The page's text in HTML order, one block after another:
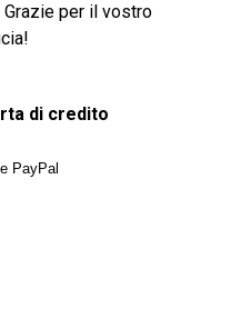
per il vostro
di credito